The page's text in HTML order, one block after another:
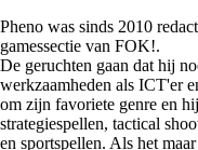
Pheno was sinds 2010
gamessectie van FOK!.
De geruchten gaan dat hij
werkzaamheden als ICT'er
om zijn favoriete genre en
strategiespellen, tactical
en sportspellen. Als het